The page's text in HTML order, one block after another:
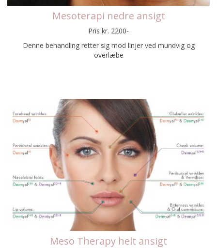
Mesoterapi nedre ansigt
Pris kr. 2200-
Denne behandling retter sig mod linjer ved mundvig og
overlæbe
Meso Therapy helt ansigt